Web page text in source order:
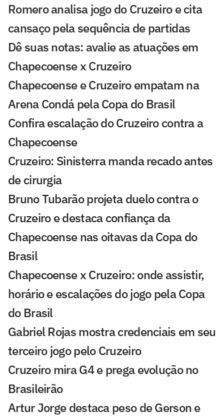
Romero analisa jogo do Cruzeiro e cita
cansaço pela sequência de partidas
Dê suas notas: avalie as atuações em
Chapecoense x Cruzeiro
Chapecoense e Cruzeiro empatam na
Arena Condá pela Copa do Brasil
Confira escalação do Cruzeiro contra a
Chapecoense
Cruzeiro: Sinisterra manda recado antes
de cirurgia
Bruno Tubarão projeta duelo contra o
Cruzeiro e destaca confiança da
Chapecoense nas oitavas da Copa do
Brasil
Chapecoense x Cruzeiro: onde assistir,
horário e escalações do jogo pela Copa
do Brasil
Gabriel Rojas mostra credenciais em seu
terceiro jogo pelo Cruzeiro
Cruzeiro mira G4 e prega evolução no
Brasileirão
Artur Jorge destaca peso de Gerson e